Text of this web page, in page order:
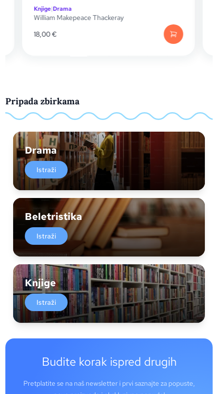
Knjige|Drama
William Makepeace Thackeray
18,00€
Pripada zbirkama
Drama
Istraži
Beletristika
Istraži
Knjige
Istraži
Budite korak ispred drugih
Pretplatite se na naš newsletter i prvi saznajte za popuste,